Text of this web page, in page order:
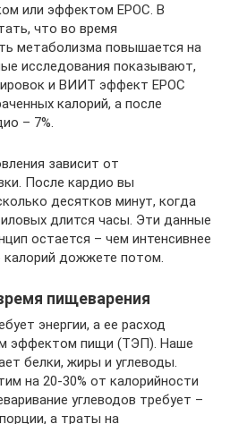
или эффектом EPOC. В
что во время
метаболизма повышается на
исследования показывают,
и ВИИТ эффект EPOC
калорий, а после
– 7%.
зависит от
После кардио вы
десятков минут, когда
длится часы. Эти данные
остается – чем интенсивнее
калорий дожжете потом.
пищеварения
энергии, а ее расход
эффектом пищи (ТЭП). Наше
белки, жиры и углеводы.
на 20-30% от калорийности
углеводов требует –
а траты на